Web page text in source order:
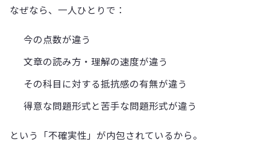
なぜなら、一人ひとりで：
今の点数が違う
文章の読み方・理解の速度が違う
その科目に対する抵抗感の有無が違う
得意な問題形式と苦手な問題形式が違う
という「不確実性」が内包されているから。